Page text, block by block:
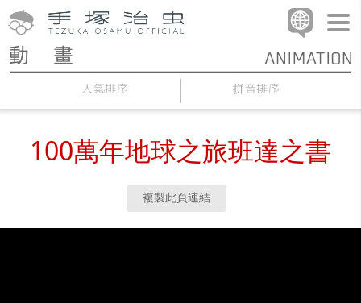
人氣排序 拼音排序
100萬年地球之旅班達之書
複製此頁連結